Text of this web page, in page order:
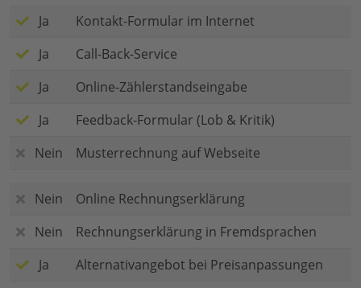
Ja
Kontakt-Formular im Internet
Ja
Call-Back-Service
Ja
Online-Zählerstandseingabe
Ja
Feedback-Formular (Lob & Kritik)
Nein
Musterrechnung auf Webseite
Nein
Online Rechnungserklärung
Nein
Rechnungserklärung in Fremdsprachen
Ja
Alternativangebot bei Preisanpassungen